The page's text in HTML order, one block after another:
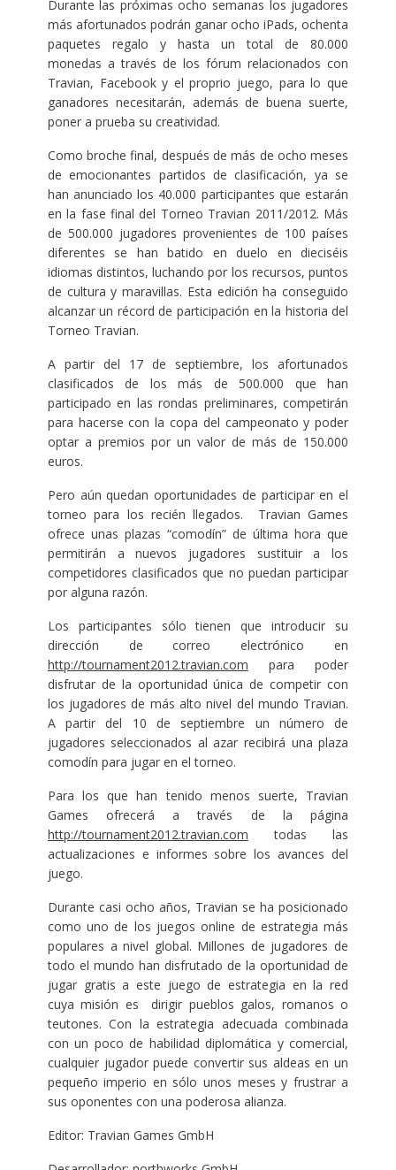
Durante las próximas ocho semanas los jugadores
más afortunados podrán ganar ocho iPads, ochenta
paquetes regalo y hasta un total de 80.000
monedas a través de los fórum relacionados con
Travian, Facebook y el proprio juego, para lo que
ganadores necesitarán, además de buena suerte,
poner a prueba su creatividad.
Como broche final, después de más de ocho meses
de emocionantes partidos de clasificación, ya se
han anunciado los 40.000 participantes que estarán
en la fase final del Torneo Travian 2011/2012. Más
de 500.000 jugadores provenientes de 100 países
diferentes se han batido en duelo en dieciséis
idiomas distintos, luchando por los recursos, puntos
de cultura y maravillas. Esta edición ha conseguido
alcanzar un récord de participación en la historia del
Torneo Travian.
A partir del 17 de septiembre, los afortunados
clasificados de los más de 500.000 que han
participado en las rondas preliminares, competirán
para hacerse con la copa del campeonato y poder
optar a premios por un valor de más de 150.000
euros.
Pero aún quedan oportunidades de participar en el
torneo para los recién llegados. Travian Games
ofrece unas plazas “comodín” de última hora que
permitirán a nuevos jugadores sustituir a los
competidores clasificados que no puedan participar
por alguna razón.
Los participantes sólo tienen que introducir su
dirección de correo electrónico en
http://tournament2012.travian.com para poder
disfrutar de la oportunidad única de competir con
los jugadores de más alto nivel del mundo Travian.
A partir del 10 de septiembre un número de
jugadores seleccionados al azar recibirá una plaza
comodín para jugar en el torneo.
Para los que han tenido menos suerte, Travian
Games ofrecerá a través de la página
http://tournament2012.travian.com todas las
actualizaciones e informes sobre los avances del
juego.
Durante casi ocho años, Travian se ha posicionado
como uno de los juegos online de estrategia más
populares a nivel global. Millones de jugadores de
todo el mundo han disfrutado de la oportunidad de
jugar gratis a este juego de estrategia en la red
cuya misión es dirigir pueblos galos, romanos o
teutones. Con la estrategia adecuada combinada
con un poco de habilidad diplomática y comercial,
cualquier jugador puede convertir sus aldeas en un
pequeño imperio en sólo unos meses y frustrar a
sus oponentes con una poderosa alianza.
Editor: Travian Games GmbH